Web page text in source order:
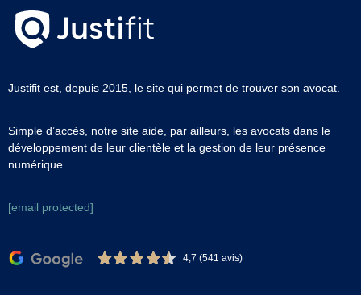
Justifit est, depuis 2015, le site qui permet de trouver son avocat.
Simple d’accès, notre site aide, par ailleurs, les avocats dans le
développement de leur clientèle et la gestion de leur présence
numérique.
[email protected]
4,7 (541 avis)